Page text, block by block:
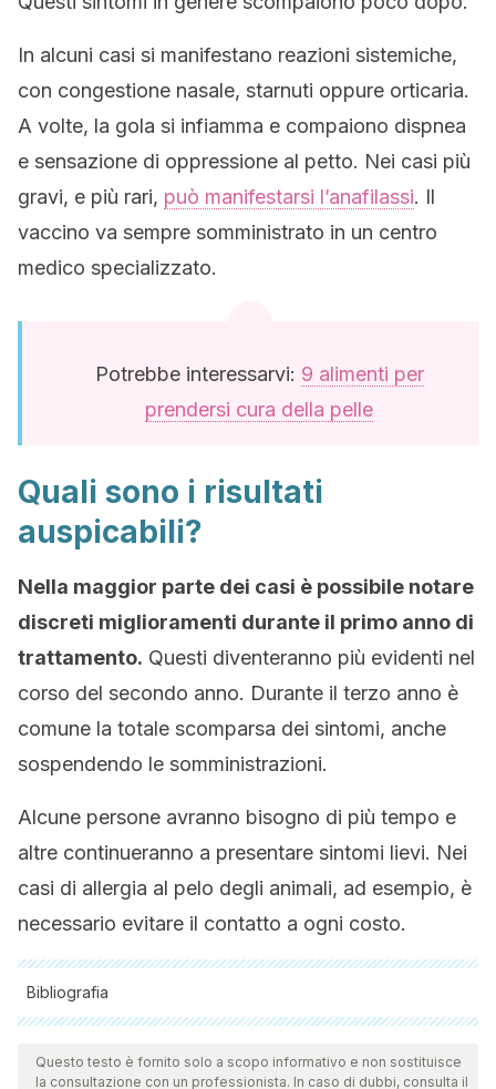
In alcuni casi si manifestano reazioni sistemiche,
con congestione nasale, starnuti oppure orticaria.
A volte, la gola si infiamma e compaiono dispnea
e sensazione di oppressione al petto. Nei casi più
gravi, e più rari, può manifestarsi l’anafilassi. Il
vaccino va sempre somministrato in un centro
medico specializzato.
Potrebbe interessarvi: 9 alimenti per
prendersi cura della pelle
Quali sono i risultati
auspicabili?
Nella maggior parte dei casi è possibile notare
discreti miglioramenti durante il primo anno di
trattamento. Questi diventeranno più evidenti nel
corso del secondo anno. Durante il terzo anno è
comune la totale scomparsa dei sintomi, anche
sospendendo le somministrazioni.
Alcune persone avranno bisogno di più tempo e
altre continueranno a presentare sintomi lievi. Nei
casi di allergia al pelo degli animali, ad esempio, è
necessario evitare il contatto a ogni costo.
Bibliografia
Tutte le fonti citate sono state esaminate a fondo dal nostro
team per garantirne la qualità, l'affidabilità, l'attualità e la
Questo testo è fornito solo a scopo informativo e non sostituisce
la consultazione con un professionista. In caso di dubbi, consulta il